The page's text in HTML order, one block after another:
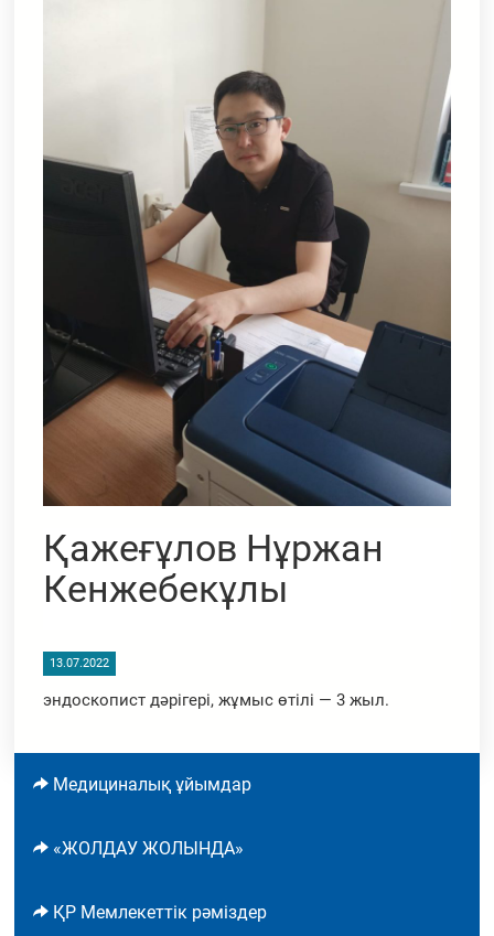
Қажеғұлов Нұржан
Кенжебекұлы
13.07.2022
эндоскопист дәрігері, жұмыс өтілі — 3 жыл.
Медициналық ұйымдар
«ЖОЛДАУ ЖОЛЫНДА»
ҚР Мемлекеттік рәміздер